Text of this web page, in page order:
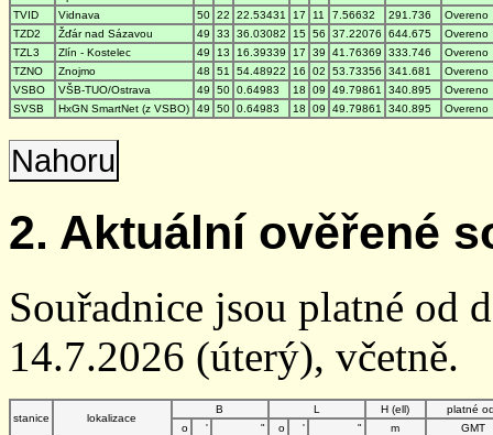
TVID
Vidnava 50 22 22.53431 17 11 7.56632 291.736
Overeno
TZD2
Žďár nad Sázavou 49 33 36.03082 15 56 37.22076 644.675
Overeno
TZL3
Zlín - Kostelec 49 13 16.39339 17 39 41.76369 333.746
Overeno
TZNO
Znojmo 48 51 54.48922 16 02 53.73356 341.681
Overeno
VSBO
VŠB-TUO/Ostrava 49 50 0.64983 18 09 49.79861 340.895
Overeno
SVSB
HxGN SmartNet (z VSBO) 49 50 0.64983 18 09 49.79861 340.895 Overeno
Nahoru
2. Aktuální ověřené
Souřadnice jsou platné od
14.7.2026 (úterý), včetně.
stanice lokalizace
B L H (ell)
platné
o
' " o ' " m
GMT